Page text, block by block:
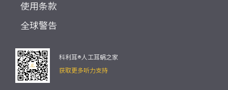
使用条款
全球警告
科利耳®人工耳蜗之家
获取更多听力支持